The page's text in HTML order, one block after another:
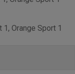
Orange Sport 1